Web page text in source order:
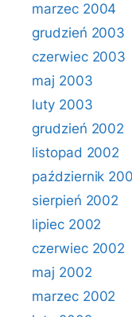
marzec 2004
grudzień 2003
czerwiec 2003
maj 2003
luty 2003
grudzień 2002
listopad 2002
październik
sierpień 2002
lipiec 2002
czerwiec 2002
maj 2002
marzec 2002